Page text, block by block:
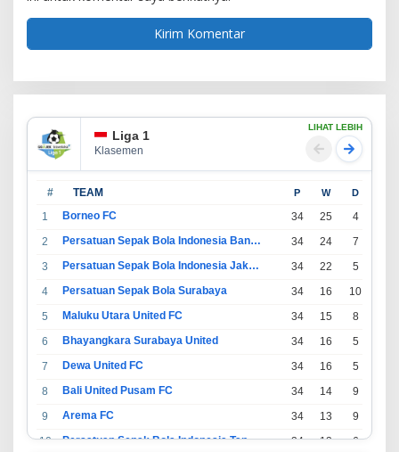
Liga 1
Klasemen
LIHAT LEBIH
# TEAM P W D
1 Borneo FC 34 25 4
2
Persatuan Sepak Bola Indonesia Bandung 34 24 7
3
Persatuan Sepak Bola Indonesia Jakarta 34 22 5
4
Persatuan Sepak Bola Surabaya 34 16 10
5
Maluku Utara United FC 34 15 8
6
Bhayangkara Surabaya United 34 16 5
7
Dewa United FC 34 16 5
8
Bali United Pusam FC 34 14 9
9
Arema FC 34 13 9
10
Persatuan Sepak Bola Indonesia Tangerang 34 13 6